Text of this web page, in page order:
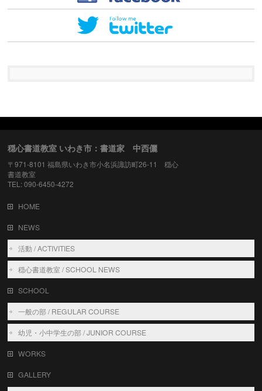
穏心書道教室 いわき市：書道家 中西儷
〒971-8101 福島県いわき市小名浜諏訪町26-11 穏心
書道教室
TEL: 090-6450-4272
HOME
NEWS
活動 / ACTIVITIES
穏心書道教室 / SCHOOL NEWS
SCHOOL
一般の部 / REGULAR COURSE
幼児・小中学生の部 / JUNIOR COURSE
WORKS
GALLERY